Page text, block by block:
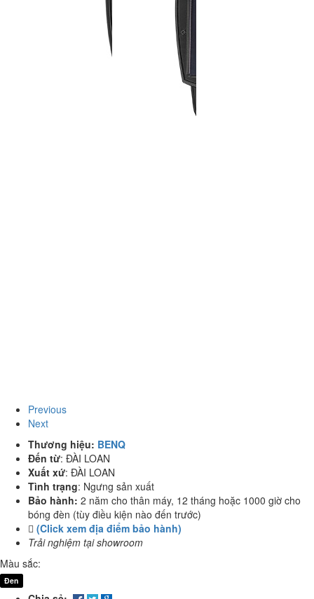
Previous
Next
Thương hiệu: BENQ
Đến từ: ĐÀI LOAN
Xuất xứ: ĐÀI LOAN
Tình trạng: Ngưng sản xuất
Bảo hành: 2 năm cho thân máy, 12 tháng hoặc 1000 giờ cho
bóng đèn (tùy điều kiện nào đến trước)
(Click xem địa điểm bảo hành)
Trải nghiệm tại showroom
Màu sắc:
Đen